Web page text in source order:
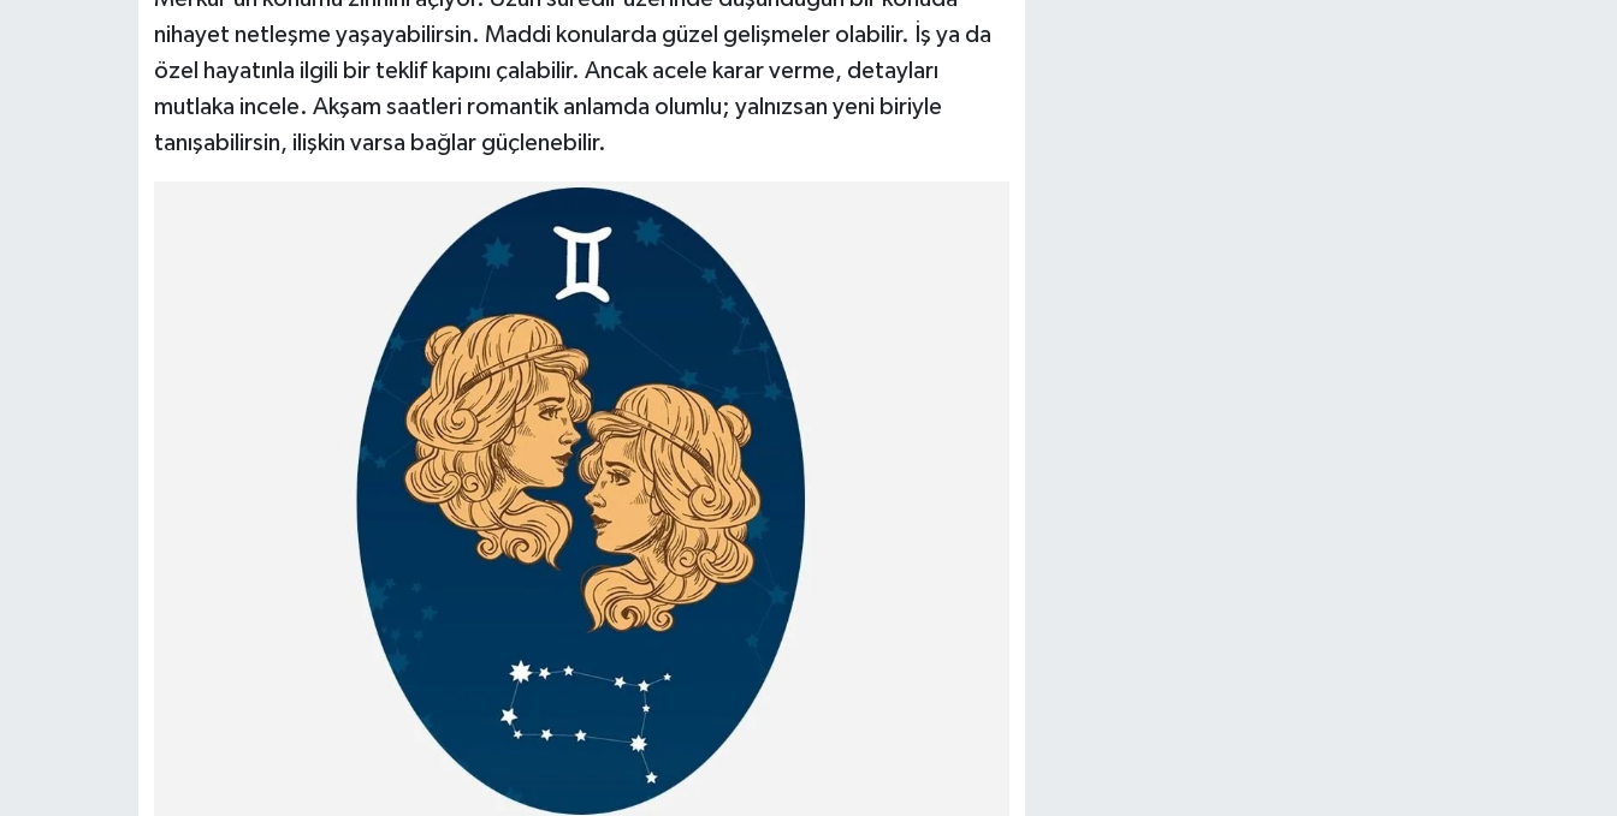
nihayet netleşme yaşayabilirsin. Maddi konularda güzel gelişmeler olabilir. İş ya da
özel hayatınla ilgili bir teklif kapını çalabilir. Ancak acele karar verme, detayları
mutlaka incele. Akşam saatleri romantik anlamda olumlu; yalnızsan yeni biriyle
tanışabilirsin, ilişkin varsa bağlar güçlenebilir.